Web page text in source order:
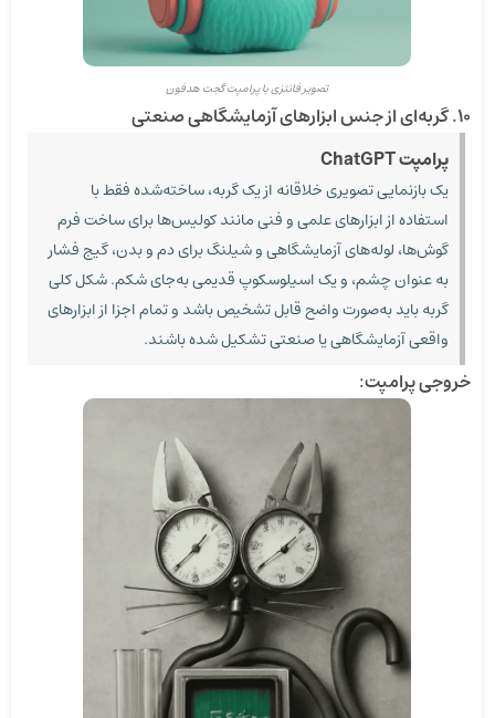
تصویر فانتزی با پرامپت گجت هدفون
۱۰. گربه‌ای از جنس ابزارهای آزمایشگاهی صنعتی
پرامپت ChatGPT
یک بازنمایی تصویری خلاقانه از یک گربه، ساخته‌شده فقط با
استفاده از ابزارهای علمی و فنی مانند کولیس‌ها برای ساخت فرم
گوش‌ها، لوله‌های آزمایشگاهی و شیلنگ برای دم و بدن، گیج فشار
به عنوان چشم، و یک اسیلوسکوپ قدیمی به‌جای شکم. شکل کلی
گربه باید به‌صورت واضح قابل تشخیص باشد و تمام اجزا از ابزارهای
واقعی آزمایشگاهی یا صنعتی تشکیل شده باشند.
خروجی پرامپت: